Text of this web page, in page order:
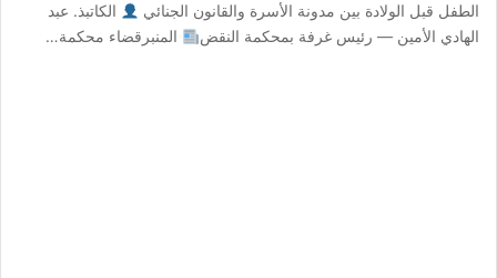
الطفل قبل الولادة بين مدونة الأسرة والقانون الجنائي
الكاتبذ. عبد
الهادي الأمين — رئيس غرفة بمحكمة النقض
المنبرقضاء محكمة…